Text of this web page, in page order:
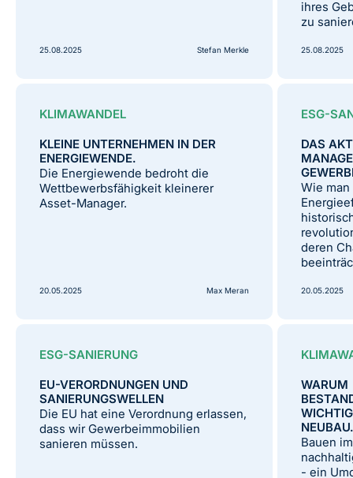
25.08.2025 Stefan Merkle
ihres
zu
25.08.2025
KLIMAWANDEL
KLEINE UNTERNEHMEN IN DER
ENERGIEWENDE.
Die Energiewende bedroht die
Wettbewerbsfähigkeit kleinerer
Asset-Manager.
20.05.2025 Max Meran
ESG-
DAS
Wie man
deren
20.05.2025
ESG-SANIERUNG
EU-VERORDNUNGEN UND
SANIERUNGSWELLEN
Die EU hat eine Verordnung erlassen,
dass wir Gewerbeimmobilien
sanieren müssen.
WARUM
NEUBAU.
Bauen
- ein